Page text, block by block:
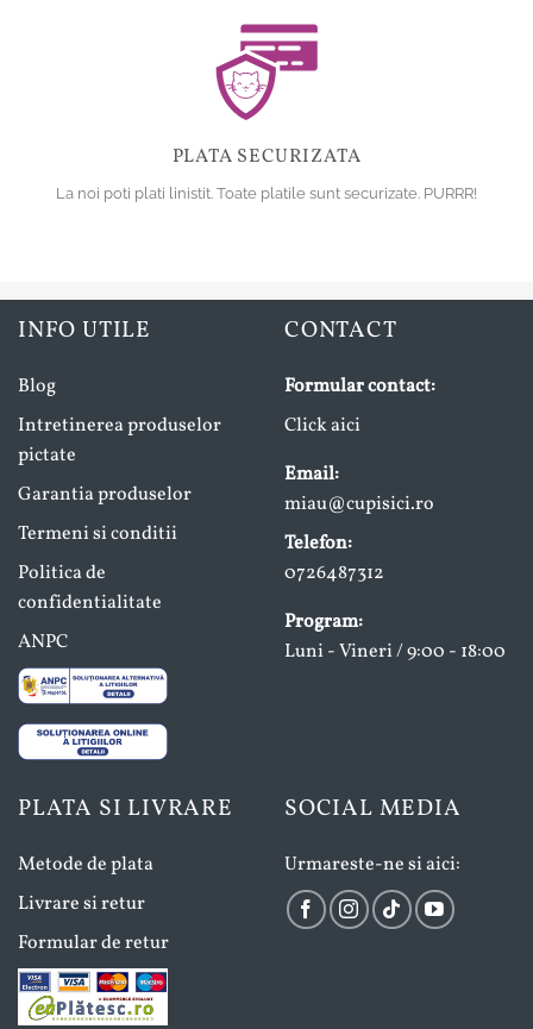
PLATA SECURIZATA
La noi poti plati linistit. Toate platile sunt securizate. PURRR!
INFO UTILE
Blog
Intretinerea produselor
pictate
Garantia produselor
Termeni si conditii
Politica de
confidentialitate
ANPC
CONTACT
Formular contact:
Click aici
Email:
miau@cupisici.ro
Telefon:
0726487312
Program:
Luni - Vineri / 9:00 - 18:00
PLATA SI LIVRARE
Metode de plata
Livrare si retur
Formular de retur
SOCIAL MEDIA
Urmareste-ne si aici: